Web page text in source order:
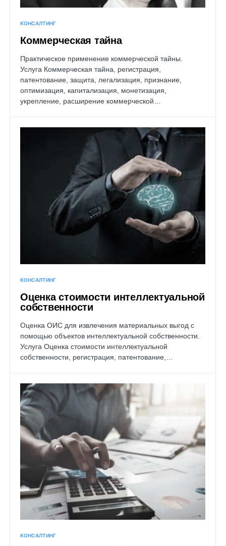
КОНСАЛТИНГ
Коммерческая тайна
Практическое применение коммерческой тайны.
Услуга Коммерческая тайна, регистрация,
патентование, защита, легализация, признание,
оптимизация, капитализация, монетизация,
укрепление, расширение коммерческой…
КОНСАЛТИНГ
Оценка стоимости интеллектуальной
собственности
Оценка ОИС для извлечения материальных выгод с
помощью объектов интеллектуальной собственности.
Услуга Оценка стоимости интеллектуальной
собственности, регистрация, патентование,…
КОНСАЛТИНГ